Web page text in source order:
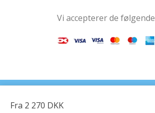
Fra 2 270 DKK
Vi accepterer de
medier